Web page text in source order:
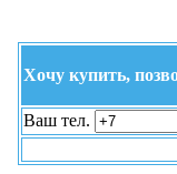
Хочу купить,
Ваш тел.